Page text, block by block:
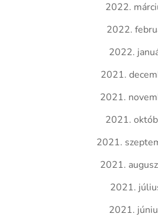
2022.
2022.
2022.
2021.
2021.
2021.
2021.
2021.
2021.
2021.